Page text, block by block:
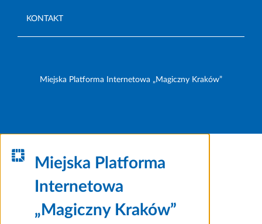
KONTAKT
Miejska Platforma Internetowa „Magiczny Kraków”
Miejska Platforma
Internetowa
„Magiczny Kraków”